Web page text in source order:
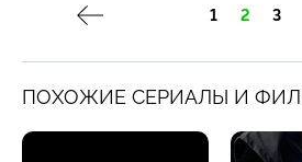
1 2 3
ПОХОЖИЕ СЕРИАЛЫ И